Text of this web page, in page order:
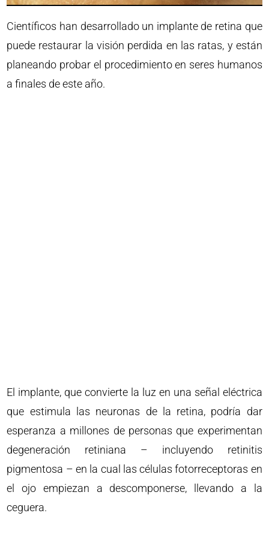
Científicos han desarrollado un implante de retina que
puede restaurar la visión perdida en las ratas, y están
planeando probar el procedimiento en seres humanos
a finales de este año.
El implante, que convierte la luz en una señal eléctrica
que estimula las neuronas de la retina, podría dar
esperanza a millones de personas que experimentan
degeneración retiniana – incluyendo retinitis
pigmentosa – en la cual las células fotorreceptoras en
el ojo empiezan a descomponerse, llevando a la
ceguera.